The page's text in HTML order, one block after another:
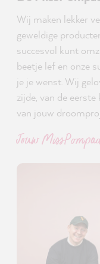
Wij maken lekker
geweldige
succesvol kunt
beetje lef en onze
je je wenst. Wij
zijde, van de
van jouw
Jouw